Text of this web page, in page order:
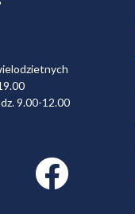
9.00-12.00
Facebook link